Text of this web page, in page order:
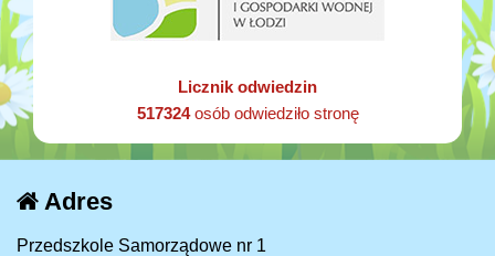
Licznik odwiedzin
517324osób odwiedziło stronę
Adres
Przedszkole Samorządowe nr 1